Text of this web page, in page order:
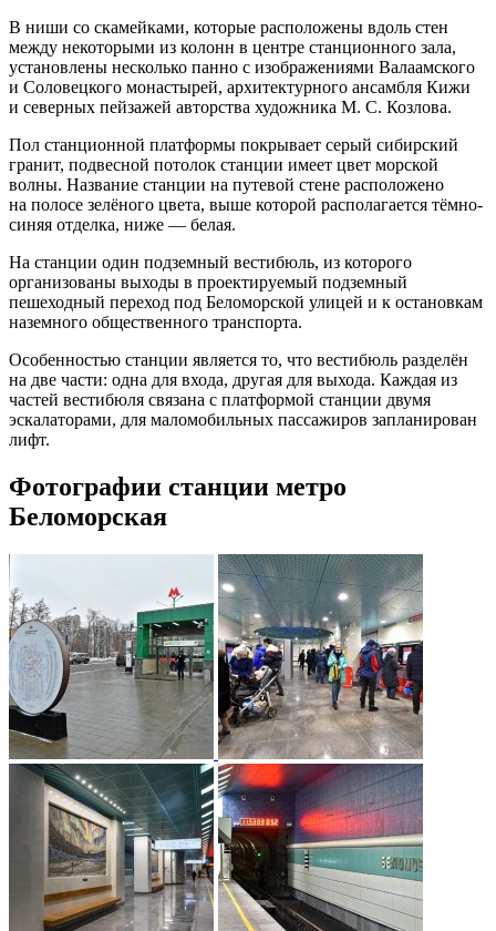
В ниши со скамейками, которые расположены вдоль стен
между некоторыми из колонн в центре станционного зала,
установлены несколько панно с изображениями Валаамского
и Соловецкого монастырей, архитектурного ансамбля Кижи
и северных пейзажей авторства художника М. С. Козлова.
Пол станционной платформы покрывает серый сибирский
гранит, подвесной потолок станции имеет цвет морской
волны. Название станции на путевой стене расположено
на полосе зелёного цвета, выше которой располагается тёмно-
синяя отделка, ниже — белая.
На станции один подземный вестибюль, из которого
организованы выходы в проектируемый подземный
пешеходный переход под Беломорской улицей и к остановкам
наземного общественного транспорта.
Особенностью станции является то, что вестибюль разделён
на две части: одна для входа, другая для выхода. Каждая из
частей вестибюля связана с платформой станции двумя
эскалаторами, для маломобильных пассажиров запланирован
лифт.
Фотографии станции метро
Беломорская